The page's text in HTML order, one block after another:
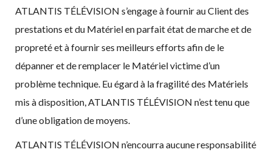
ATLANTIS TÉLÉVISION s’engage à fournir au Client des
prestations et du Matériel en parfait état de marche et de
propreté et à fournir ses meilleurs efforts afin de le
dépanner et de remplacer le Matériel victime d’un
problème technique. Eu égard à la fragilité des Matériels
mis à disposition, ATLANTIS TÉLÉVISION n’est tenu que
d’une obligation de moyens.
ATLANTIS TÉLÉVISION n’encourra aucune responsabilité